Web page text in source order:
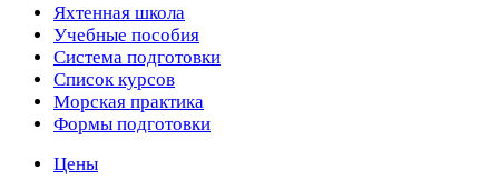
Яхтенная школа
Учебные пособия
Cистема подготовки
Список курсов
Морская практика
Формы подготовки
Цены